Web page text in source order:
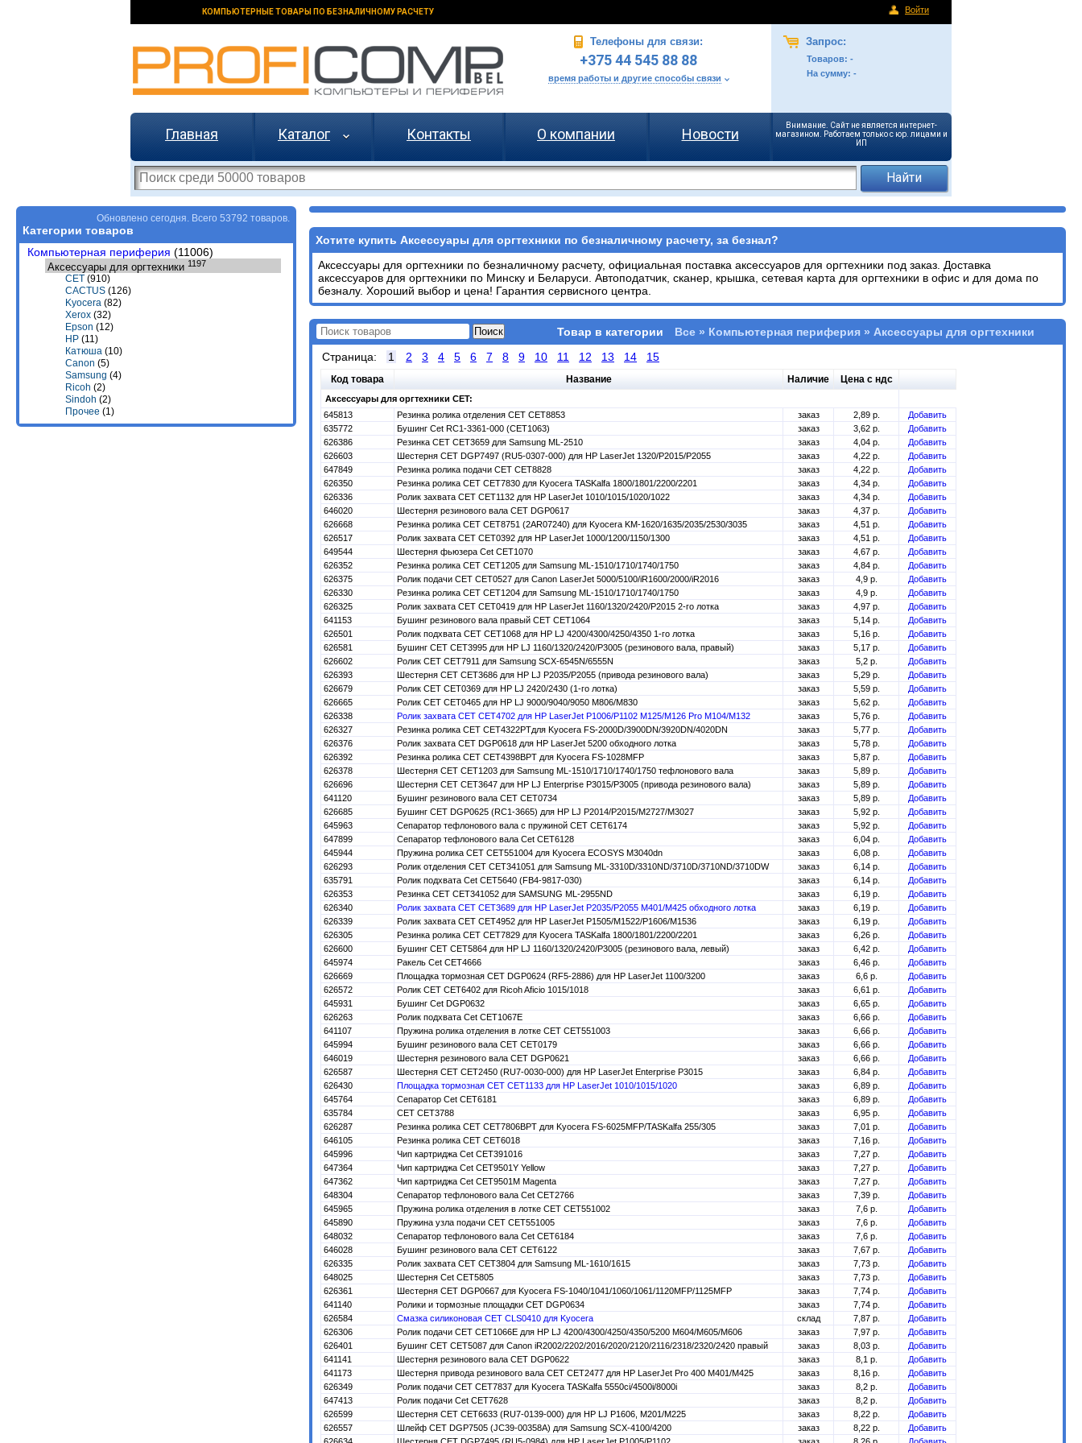
КОМПЬЮТЕРНЫЕ ТОВАРЫ ПО БЕЗНАЛИЧНОМУ РАСЧЕТУ Войти
Телефоны для связи:
+375 44 545 88 88
время работы и другие способы связи
Запрос:
Товаров: -
На сумму: -
Главная Каталог Контакты О компании Новости
Внимание. Сайт не является интернет-
магазином. Работаем только с юр. лицами и
ИП
Обновлено сегодня. Всего 53792 товаров.
Категории товаров
Компьютерная периферия (11006)
Аксессуары для оргтехники 1197
CET (910)
CACTUS (126)
Kyocera (82)
Xerox (32)
Epson (12)
HP (11)
Катюша (10)
Canon (5)
Samsung (4)
Ricoh (2)
Sindoh (2)
Прочее (1)
Хотите купить Аксессуары для оргтехники по безналичному расчету, за безнал?
Аксессуары для оргтехники по безналичному расчету, официальная поставка аксессуаров для оргтехники под заказ. Доставка
аксессуаров для оргтехники по Минску и Беларуси. Автоподатчик, сканер, крышка, сетевая карта для оргтехники в офис и для дома по
безналу. Хороший выбор и цена! Гарантия сервисного центра.
Товар в категории
Все » Компьютерная периферия » Аксессуары для оргтехники
Страница:
1 2 3 4 5 6 7 8 9 10 11 12 13 14 15
Код товара Название Наличие Цена с ндс
Аксессуары для оргтехники CET:
645813
Резинка ролика отделения CET CET8853 заказ 2,89 р.
Добавить
635772
Бушинг Cet RC1-3361-000 (CET1063) заказ 3,62 р.
Добавить
626386
Резинка CET CET3659 для Samsung ML-2510 заказ 4,04 р.
Добавить
626603
Шестерня CET DGP7497 (RU5-0307-000) для HP LaserJet 1320/P2015/P2055 заказ 4,22 р.
Добавить
647849
Резинка ролика подачи CET CET8828 заказ 4,22 р.
Добавить
626350
Резинка ролика CET CET7830 для Kyocera TASKalfa 1800/1801/2200/2201 заказ 4,34 р.
Добавить
626336
Ролик захвата CET CET1132 для HP LaserJet 1010/1015/1020/1022 заказ 4,34 р.
Добавить
646020
Шестерня резинового вала CET DGP0617 заказ 4,37 р.
Добавить
626668
Резинка ролика CET CET8751 (2AR07240) для Kyocera KM-1620/1635/2035/2530/3035 заказ 4,51 р.
Добавить
626517
Ролик захвата CET CET0392 для HP LaserJet 1000/1200/1150/1300 заказ 4,51 р.
Добавить
649544
Шестерня фьюзера Cet CET1070 заказ 4,67 р.
Добавить
626352
Резинка ролика CET CET1205 для Samsung ML-1510/1710/1740/1750 заказ 4,84 р.
Добавить
626375
Ролик подачи CET CET0527 для Canon LaserJet 5000/5100/iR1600/2000/iR2016 заказ 4,9 р.
Добавить
626330
Резинка ролика CET CET1204 для Samsung ML-1510/1710/1740/1750 заказ 4,9 р.
Добавить
626325
Ролик захвата CET CET0419 для HP LaserJet 1160/1320/2420/P2015 2-го лотка заказ 4,97 р.
Добавить
641153
Бушинг резинового вала правый CET CET1064 заказ 5,14 р.
Добавить
626501
Ролик подхвата CET CET1068 для HP LJ 4200/4300/4250/4350 1-го лотка заказ 5,16 р.
Добавить
626581
Бушинг CET CET3995 для HP LJ 1160/1320/2420/P3005 (резинового вала, правый) заказ 5,17 р.
Добавить
626602
Ролик CET CET7911 для Samsung SCX-6545N/6555N заказ 5,2 р.
Добавить
626393
Шестерня CET CET3686 для HP LJ P2035/P2055 (привода резинового вала) заказ 5,29 р.
Добавить
626679
Ролик CET CET0369 для HP LJ 2420/2430 (1-го лотка) заказ 5,59 р.
Добавить
626665
Ролик CET CET0465 для HP LJ 9000/9040/9050 M806/M830 заказ 5,62 р.
Добавить
626338
Ролик захвата CET CET4702 для HP LaserJet P1006/P1102 M125/M126 Pro M104/M132 заказ 5,76 р.
Добавить
626327
Резинка ролика CET CET4322PTдля Kyocera FS-2000D/3900DN/3920DN/4020DN заказ 5,77 р.
Добавить
626376
Ролик захвата CET DGP0618 для HP LaserJet 5200 обходного лотка заказ 5,78 р.
Добавить
626392
Резинка ролика CET CET4398BPT для Kyocera FS-1028MFP заказ 5,87 р.
Добавить
626378
Шестерня CET CET1203 для Samsung ML-1510/1710/1740/1750 тефлонового вала заказ 5,89 р.
Добавить
626696
Шестерня CET CET3647 для HP LJ Enterprise P3015/P3005 (привода резинового вала) заказ 5,89 р.
Добавить
641120
Бушинг резинового вала CET CET0734 заказ 5,89 р.
Добавить
626685
Бушинг CET DGP0625 (RC1-3665) для HP LJ P2014/P2015/M2727/M3027 заказ 5,92 р.
Добавить
645963
Сепаратор тефлонового вала с пружиной CET CET6174 заказ 5,92 р.
Добавить
647899
Сепаратор тефлонового вала Cet CET6128 заказ 6,04 р.
Добавить
645944
Пружина ролика CET CET551004 для Kyocera ECOSYS M3040dn заказ 6,08 р.
Добавить
626293
Ролик отделения CET CET341051 для Samsung ML-3310D/3310ND/3710D/3710ND/3710DW заказ 6,14 р.
Добавить
635791
Ролик подхвата Cet CET5640 (FB4-9817-030) заказ 6,14 р.
Добавить
626353
Резинка CET CET341052 для SAMSUNG ML-2955ND заказ 6,19 р.
Добавить
626340
Ролик захвата CET CET3689 для HP LaserJet P2035/P2055 M401/M425 обходного лотка заказ 6,19 р.
Добавить
626339
Ролик захвата CET CET4952 для HP LaserJet P1505/M1522/P1606/M1536 заказ 6,19 р.
Добавить
626305
Резинка ролика CET CET7829 для Kyocera TASKalfa 1800/1801/2200/2201 заказ 6,26 р.
Добавить
626600
Бушинг CET CET5864 для HP LJ 1160/1320/2420/P3005 (резинового вала, левый) заказ 6,42 р.
Добавить
645974
Ракель Cet CET4666 заказ 6,46 р.
Добавить
626669
Площадка тормозная CET DGP0624 (RF5-2886) для HP LaserJet 1100/3200 заказ 6,6 р.
Добавить
626572
Ролик CET CET6402 для Ricoh Aficio 1015/1018 заказ 6,61 р.
Добавить
645931
Бушинг Cet DGP0632 заказ 6,65 р.
Добавить
626263
Ролик подхвата Cet CET1067E заказ 6,66 р.
Добавить
641107
Пружина ролика отделения в лотке CET CET551003 заказ 6,66 р.
Добавить
645994
Бушинг резинового вала CET CET0179 заказ 6,66 р.
Добавить
646019
Шестерня резинового вала CET DGP0621 заказ 6,66 р.
Добавить
626587
Шестерня CET CET2450 (RU7-0030-000) для HP LaserJet Enterprise P3015 заказ 6,84 р.
Добавить
626430
Площадка тормозная CET CET1133 для HP LaserJet 1010/1015/1020 заказ 6,89 р.
Добавить
645764
Сепаратор Cet CET6181 заказ 6,89 р.
Добавить
635784
CET CET3788 заказ 6,95 р.
Добавить
626287
Резинка ролика CET CET7806BPT для Kyocera FS-6025MFP/TASKalfa 255/305 заказ 7,01 р.
Добавить
646105
Резинка ролика CET CET6018 заказ 7,16 р.
Добавить
645996
Чип картриджа Cet CET391016 заказ 7,27 р.
Добавить
647364
Чип картриджа Cet CET9501Y Yellow заказ 7,27 р.
Добавить
647362
Чип картриджа Cet CET9501M Magenta заказ 7,27 р.
Добавить
648304
Сепаратор тефлонового вала Cet CET2766 заказ 7,39 р.
Добавить
645965
Пружина ролика отделения в лотке CET CET551002 заказ 7,6 р.
Добавить
645890
Пружина узла подачи CET CET551005 заказ 7,6 р.
Добавить
648032
Сепаратор тефлонового вала Cet CET6184 заказ 7,6 р.
Добавить
646028
Бушинг резинового вала CET CET6122 заказ 7,67 р.
Добавить
626335
Ролик захвата CET CET3804 для Samsung ML-1610/1615 заказ 7,73 р.
Добавить
648025
Шестерня Cet CET5805 заказ 7,73 р.
Добавить
626361
Шестерня CET DGP0667 для Kyocera FS-1040/1041/1060/1061/1120MFP/1125MFP заказ 7,74 р.
Добавить
641140
Ролики и тормозные площадки CET DGP0634 заказ 7,74 р.
Добавить
626584
Смазка силиконовая CET CLS0410 для Kyocera склад 7,87 р.
Добавить
626306
Ролик подачи CET CET1066E для HP LJ 4200/4300/4250/4350/5200 M604/M605/M606 заказ 7,97 р.
Добавить
626401
Бушинг CET CET5087 для Canon iR2002/2202/2016/2020/2120/2116/2318/2320/2420 правый заказ 8,03 р.
Добавить
641141
Шестерня резинового вала CET DGP0622 заказ 8,1 р.
Добавить
641173
Шестерня привода резинового вала CET CET2477 для HP LaserJet Pro 400 M401/M425 заказ 8,16 р.
Добавить
626349
Ролик подачи CET CET7837 для Kyocera TASKalfa 5550ci/4500i/8000i заказ 8,2 р.
Добавить
647413
Ролик подачи Cet CET7628 заказ 8,2 р.
Добавить
626599
Шестерня CET CET6633 (RU7-0139-000) для HP LJ P1606, M201/M225 заказ 8,22 р.
Добавить
626557
Шлейф CET DGP7505 (JC39-00358A) для Samsung SCX-4100/4200 заказ 8,22 р.
Добавить